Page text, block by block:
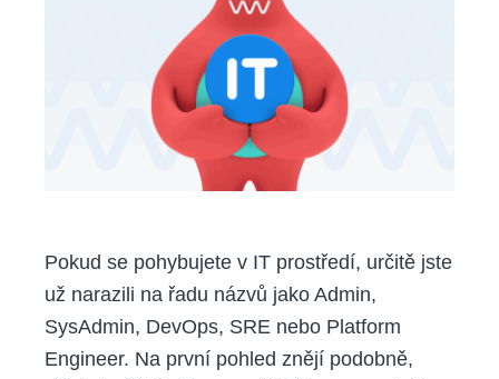
Pokud se pohybujete v IT prostředí, určitě jste
už narazili na řadu názvů jako Admin,
SysAdmin, DevOps, SRE nebo Platform
Engineer. Na první pohled znějí podobně,